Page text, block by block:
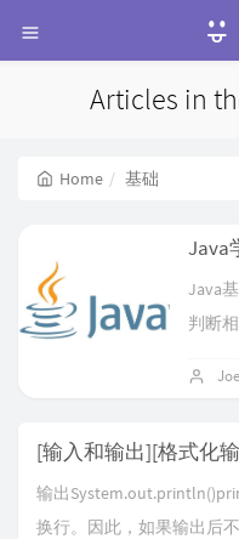
Articles in
Home 基础
Java
Java
判断
[5][数
语法
[数组
Joe
[输入和输出][格式化
输出
换行。因此，如果输出后